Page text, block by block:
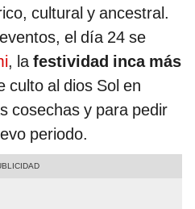
cultural y ancestral.
el día 24 se
, lafestividad inca más
culto al dios Sol en
cosechas y para pedir
periodo.